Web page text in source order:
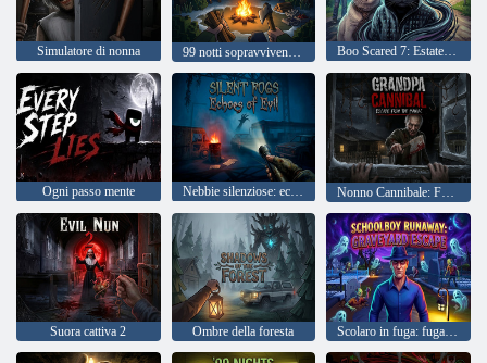
Simulatore di nonna 99 notti sopravvivendo nella foresta Boo Scared 7: Estate a Skulboevo
Ogni passo mente Nebbie silenziose: echi del male Nonno Cannibale: Fuga dal Maniaco
Suora cattiva 2 Ombre della foresta